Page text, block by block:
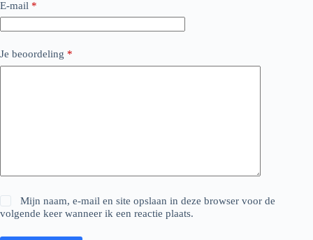
E-mail *
Je beoordeling *
Mijn naam, e-mail en site opslaan in deze browser voor de
volgende keer wanneer ik een reactie plaats.